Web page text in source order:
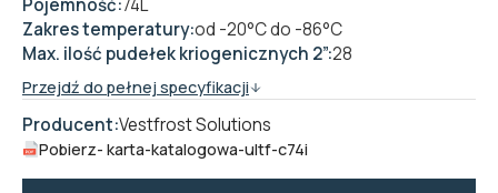
Pojemność:74L
Zakres temperatury:od -20°C do -86°C
Max. ilość pudełek kriogenicznych 2”:28
Przejdź do pełnej specyfikacji
Producent:Vestfrost Solutions
Pobierz- karta-katalogowa-ultf-c74i